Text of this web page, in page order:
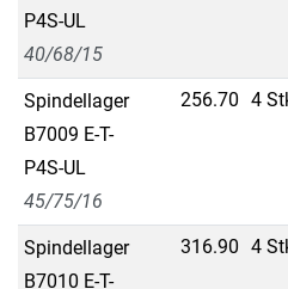
P4S-UL
40/68/15
Spindellager
B7009 E-T-
P4S-UL
45/75/16
256.70 4
Spindellager
B7010 E-T-
316.90 4